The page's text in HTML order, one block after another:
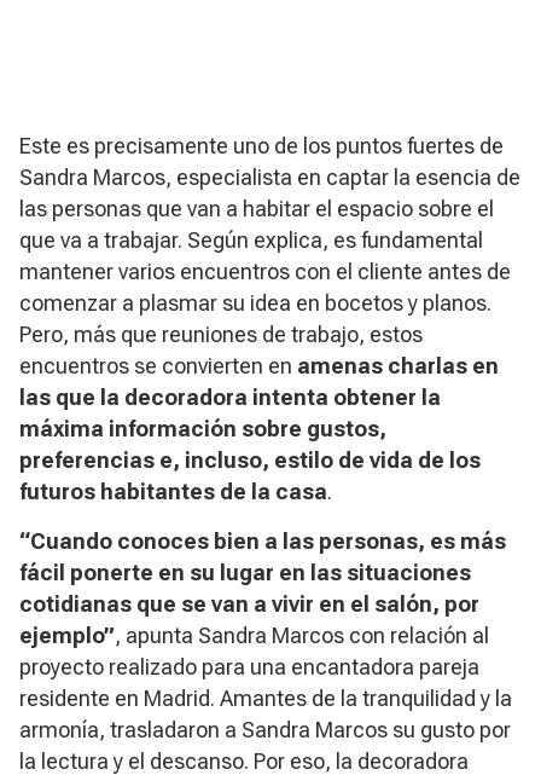
Este es precisamente uno de los puntos fuertes de
Sandra Marcos, especialista en captar la esencia de
las personas que van a habitar el espacio sobre el
que va a trabajar. Según explica, es fundamental
mantener varios encuentros con el cliente antes de
comenzar a plasmar su idea en bocetos y planos.
Pero, más que reuniones de trabajo, estos
encuentros se convierten en amenas charlas en
las que la decoradora intenta obtener la
máxima información sobre gustos,
preferencias e, incluso, estilo de vida de los
futuros habitantes de la casa.
“Cuando conoces bien a las personas, es más
fácil ponerte en su lugar en las situaciones
cotidianas que se van a vivir en el salón, por
ejemplo”, apunta Sandra Marcos con relación al
proyecto realizado para una encantadora pareja
residente en Madrid. Amantes de la tranquilidad y la
armonía, trasladaron a Sandra Marcos su gusto por
la lectura y el descanso. Por eso, la decoradora